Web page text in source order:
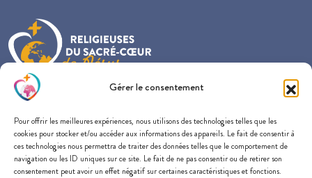
Gérer le consentement
Pour offrir les meilleures expériences, nous utilisons des technologies telles que les
cookies pour stocker et/ou accéder aux informations des appareils. Le fait de consentir à
ces technologies nous permettra de traiter des données telles que le comportement de
navigation ou les ID uniques sur ce site. Le fait de ne pas consentir ou de retirer son
consentement peut avoir un effet négatif sur certaines caractéristiques et fonctions.
57 rue du Docteur Edmond Locard
69005 Lyon